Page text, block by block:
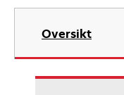
Oversikt